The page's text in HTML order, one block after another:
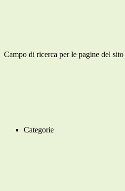
Campo di ricerca per le pagine del sito
Categorie